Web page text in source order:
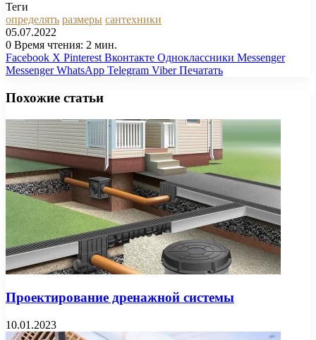
Теги
определять размеры сантехники
05.07.2022
0 Время чтения: 2 мин.
Facebook X Pinterest Вконтакте Одноклассники Messenger
Messenger WhatsApp Telegram Viber Печатать
Похожие статьи
Проектирование дренажной системы
10.01.2023